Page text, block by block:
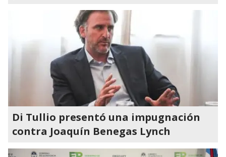
Di Tullio presentó una impugnación
contra Joaquín Benegas Lynch